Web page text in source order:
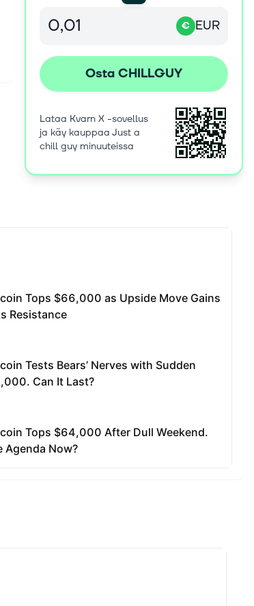
€ EUR
Osta CHILLGUY
Lataa Kvarn X -sovellus
ja käy kauppaa Just a
chill guy minuuteissa